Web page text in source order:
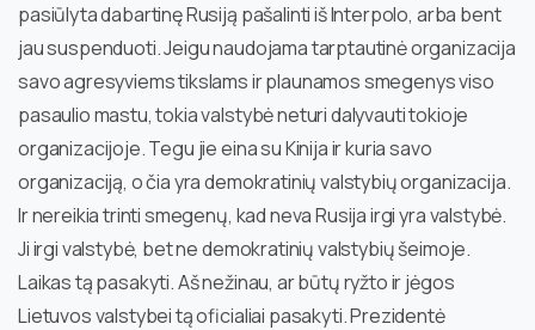
pasiūlyta dabartinę Rusiją pašalinti iš Interpolo, arba bent
jau suspenduoti. Jeigu naudojama tarptautinė organizacija
savo agresyviems tikslams ir plaunamos smegenys viso
pasaulio mastu, tokia valstybė neturi dalyvauti tokioje
organizacijoje. Tegu jie eina su Kinija ir kuria savo
organizaciją, o čia yra demokratinių valstybių organizacija.
Ir nereikia trinti smegenų, kad neva Rusija irgi yra valstybė.
Ji irgi valstybė, bet ne demokratinių valstybių šeimoje.
Laikas tą pasakyti. Aš nežinau, ar būtų ryžto ir jėgos
Lietuvos valstybei tą oficialiai pasakyti. Prezidentė